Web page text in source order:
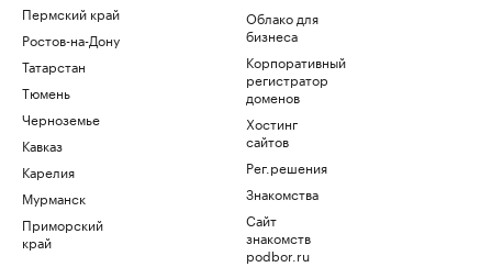
Пермский край
Ростов-на-Дону
Татарстан
Тюмень
Черноземье
Кавказ
Карелия
Мурманск
Приморский
край
Облако для
бизнеса
Корпоративный
регистратор
доменов
Хостинг
сайтов
Рег.решения
Знакомства
Сайт
знакомств
podbor.ru